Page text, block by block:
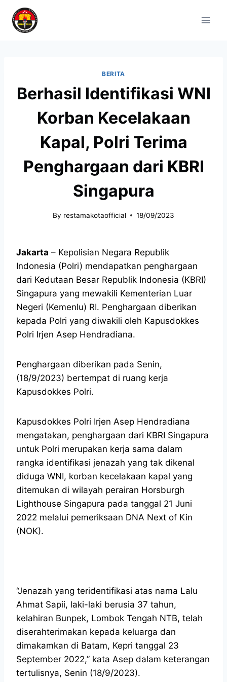
BERITA
Berhasil Identifikasi WNI
Korban Kecelakaan
Kapal, Polri Terima
Penghargaan dari KBRI
Singapura
By restamakotaofficial 18/09/2023
Jakarta – Kepolisian Negara Republik
Indonesia (Polri) mendapatkan penghargaan
dari Kedutaan Besar Republik Indonesia (KBRI)
Singapura yang mewakili Kementerian Luar
Negeri (Kemenlu) RI. Penghargaan diberikan
kepada Polri yang diwakili oleh Kapusdokkes
Polri Irjen Asep Hendradiana.
Penghargaan diberikan pada Senin,
(18/9/2023) bertempat di ruang kerja
Kapusdokkes Polri.
Kapusdokkes Polri Irjen Asep Hendradiana
mengatakan, penghargaan dari KBRI Singapura
untuk Polri merupakan kerja sama dalam
rangka identifikasi jenazah yang tak dikenal
diduga WNI, korban kecelakaan kapal yang
ditemukan di wilayah perairan Horsburgh
Lighthouse Singapura pada tanggal 21 Juni
2022 melalui pemeriksaan DNA Next of Kin
(NOK).
“Jenazah yang teridentifikasi atas nama Lalu
Ahmat Sapii, laki-laki berusia 37 tahun,
kelahiran Bunpek, Lombok Tengah NTB, telah
diserahterimakan kepada keluarga dan
dimakamkan di Batam, Kepri tanggal 23
September 2022,” kata Asep dalam keterangan
tertulisnya, Senin (18/9/2023).